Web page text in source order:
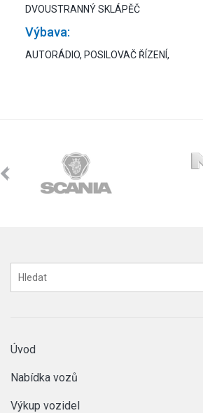
DVOUSTRANNÝ SKLÁPĚČ
Výbava:
AUTORÁDIO, POSILOVAČ ŘÍZENÍ,
Úvod
Nabídka vozů
Výkup vozidel